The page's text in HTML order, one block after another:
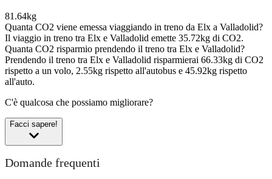
81.64kg
Quanta CO2 viene emessa viaggiando in treno da Elx a Valladolid?
Il viaggio in treno tra Elx e Valladolid emette 35.72kg di CO2.
Quanta CO2 risparmio prendendo il treno tra Elx e Valladolid?
Prendendo il treno tra Elx e Valladolid risparmierai 66.33kg di CO2
rispetto a un volo, 2.55kg rispetto all'autobus e 45.92kg rispetto
all'auto.
C'è qualcosa che possiamo migliorare?
Facci sapere!
Domande frequenti